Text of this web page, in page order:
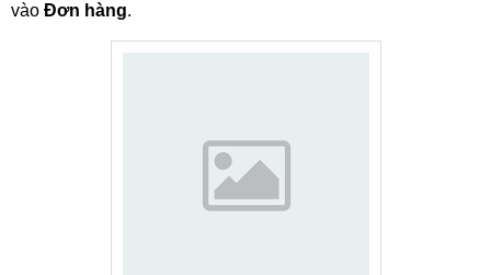
vào Đơn hàng.